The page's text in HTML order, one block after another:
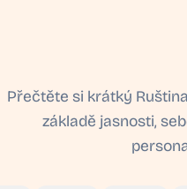
Přečtěte si krátký
základě jasnosti,